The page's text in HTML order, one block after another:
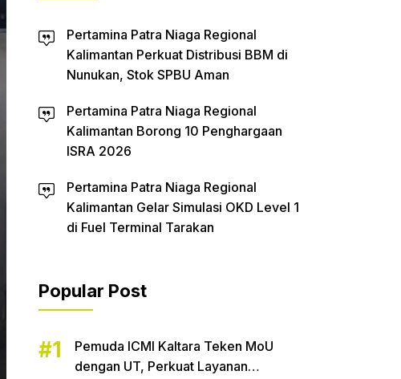
Pertamina Patra Niaga Regional
Kalimantan Perkuat Distribusi BBM di
Nunukan, Stok SPBU Aman
Pertamina Patra Niaga Regional
Kalimantan Borong 10 Penghargaan
ISRA 2026
Pertamina Patra Niaga Regional
Kalimantan Gelar Simulasi OKD Level 1
di Fuel Terminal Tarakan
Popular Post
Pemuda ICMI Kaltara Teken MoU
dengan UT, Perkuat Layanan